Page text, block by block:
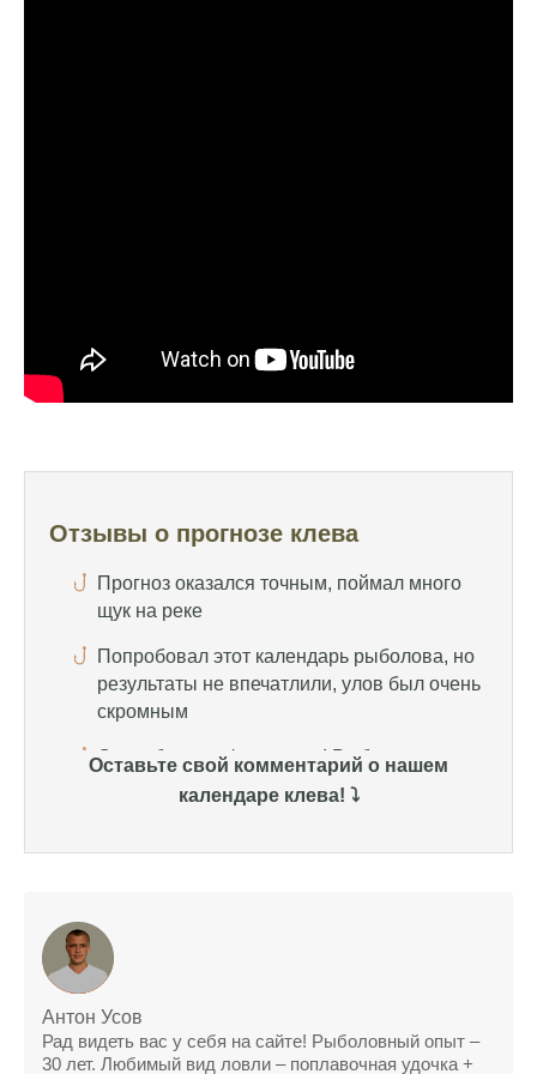
Отзывы о прогнозе клева
иногда нет, это всегда лотерея
Прогноз оказался точным, поймал много
Попробовал этот календарь рыболова, но
результаты не впечатлили, улов был очень
скромным
отлично, уловил карпа и налима
Уже второй раз пользуюсь этим прогнозом,
Сегодня благодаря прогнозу клева удалось
Поймал всего одну рыбу, несмотря на
"удачный" прогноз клева, разочарован
Сегодняшний прогноз клева позволил мне
успешно поймать крупную щуку.
Оставьте свой комментарий о нашем
календаре клева! ⤵️
Антон Усов
Рад видеть вас у себя на сайте! Рыболовный опыт –
30 лет. Любимый вид ловли – поплавочная удочка +